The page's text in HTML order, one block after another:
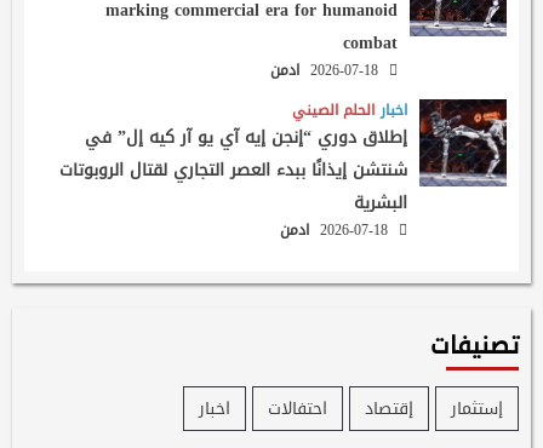
marking commercial era for humanoid
combat
2026-07-18
ادمن
اخبار الحلم الصيني
إطلاق دوري “إنجن إيه آي يو آر كيه إل” في
شنتشن إيذانًا ببدء العصر التجاري لقتال الروبوتات
البشرية
ادمن
تصنيفات
إستثمار إقتصاد احتفالات
اخبار